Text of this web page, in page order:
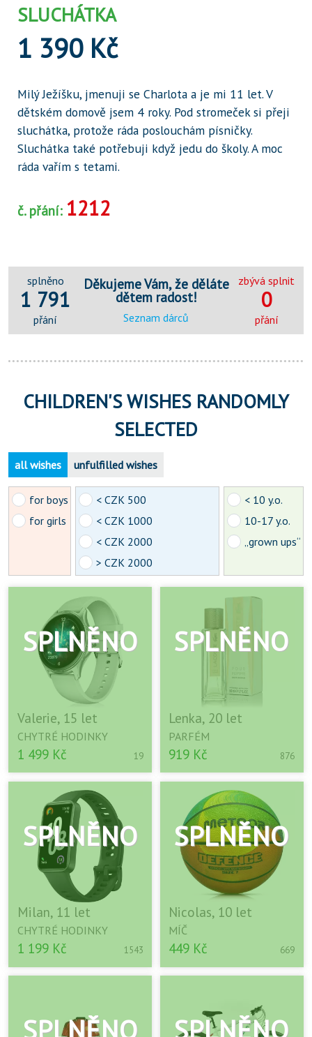
SLUCHÁTKA
1 390 Kč
Milý Ježíšku, jmenuji se Charlota a je mi 11 let. V
dětském domově jsem 4 roky. Pod stromeček si přeji
sluchátka, protože ráda poslouchám písničky.
Sluchátka také potřebuji když jedu do školy. A moc
ráda vařím s tetami.
č. přání: 1212
splněno
1 791
přání
Děkujeme Vám, že děláte
dětem radost!
Seznam dárců
zbývá splnit
0
přání
CHILDREN'S WISHES RANDOMLY
SELECTED
all wishes unfulfilled wishes
for boys
for girls
< CZK 500
< CZK 1000
< CZK 2000
> CZK 2000
< 10 y.o.
10-17 y.o.
„grown ups“
Valerie, 15 let
CHYTRÉ HODINKY
1 499 Kč 19
Lenka, 20 let
PARFÉM
919 Kč 876
Milan, 11 let
CHYTRÉ HODINKY
1 199 Kč 1543
Nicolas, 10 let
MÍČ
449 Kč 669